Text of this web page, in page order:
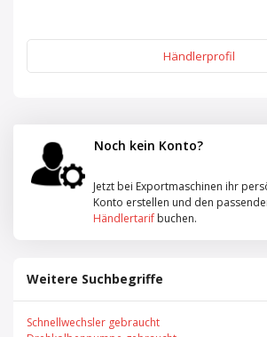
Händlerprofil
Noch kein Konto?
Jetzt bei Exportmaschinen ihr
Konto erstellen und den
Händlertarif buchen.
Weitere Suchbegriffe
Schnellwechsler gebraucht